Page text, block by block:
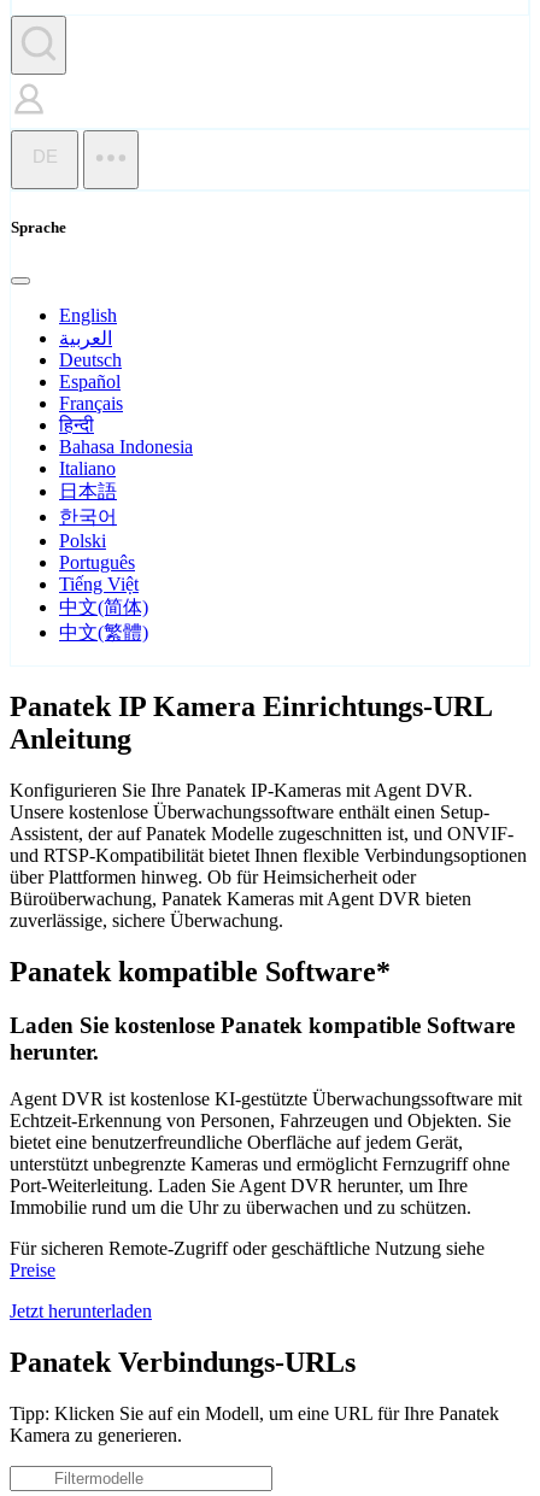
DE
Sprache
English
العربية
Deutsch
Español
Français
हिन्दी
Bahasa Indonesia
Italiano
日本語
한국어
Polski
Português
Tiếng Việt
中文(简体)
中文(繁體)
Panatek IP Kamera Einrichtungs-URL
Anleitung
Konfigurieren Sie Ihre Panatek IP-Kameras mit Agent DVR.
Unsere kostenlose Überwachungssoftware enthält einen Setup-
Assistent, der auf Panatek Modelle zugeschnitten ist, und ONVIF-
und RTSP-Kompatibilität bietet Ihnen flexible Verbindungsoptionen
über Plattformen hinweg. Ob für Heimsicherheit oder
Büroüberwachung, Panatek Kameras mit Agent DVR bieten
zuverlässige, sichere Überwachung.
Panatek kompatible Software*
Laden Sie kostenlose Panatek kompatible Software
herunter.
Agent DVR ist kostenlose KI-gestützte Überwachungssoftware mit
Echtzeit-Erkennung von Personen, Fahrzeugen und Objekten. Sie
bietet eine benutzerfreundliche Oberfläche auf jedem Gerät,
unterstützt unbegrenzte Kameras und ermöglicht Fernzugriff ohne
Port-Weiterleitung. Laden Sie Agent DVR herunter, um Ihre
Immobilie rund um die Uhr zu überwachen und zu schützen.
Für sicheren Remote-Zugriff oder geschäftliche Nutzung siehe
Preise
Jetzt herunterladen
Panatek Verbindungs-URLs
Tipp: Klicken Sie auf ein Modell, um eine URL für Ihre Panatek
Kamera zu generieren.